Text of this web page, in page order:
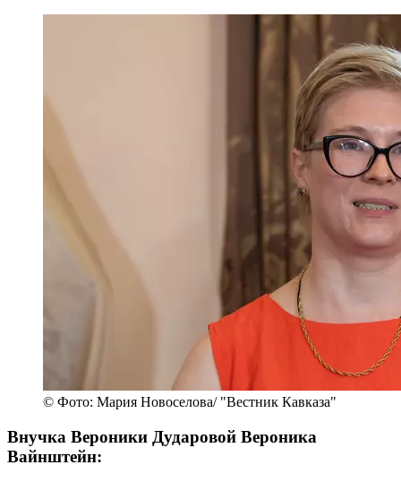
© Фото: Мария Новоселова/ "Вестник Кавказа"
Внучка Вероники Дударовой Вероника
Вайнштейн: